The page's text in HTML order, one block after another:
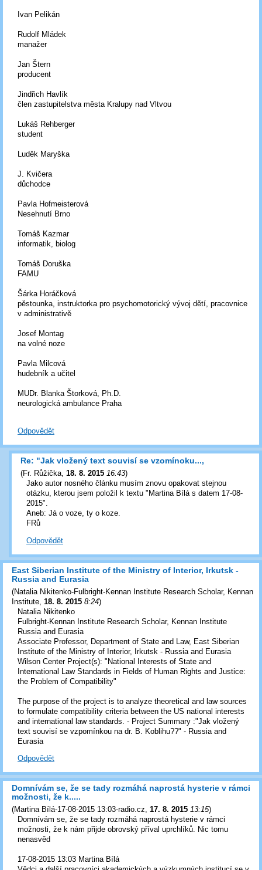
Ivan Pelikán
Rudolf Mládek
manažer
Jan Štern
producent
Jindřich Havlík
člen zastupitelstva města Kralupy nad Vltvou
Lukáš Rehberger
student
Luděk Maryška
J. Kvičera
důchodce
Pavla Hofmeisterová
Nesehnutí Brno
Tomáš Kazmar
informatik, biolog
Tomáš Doruška
FAMU
Šárka Horáčková
pěstounka, instruktorka pro psychomotorický vývoj dětí, pracovnice
v administrativě
Josef Montag
na volné noze
Pavla Milcová
hudebník a učitel
MUDr. Blanka Štorková, Ph.D.
neurologická ambulance Praha
Odpovědět
Re: "Jak vložený text souvisí se vzomínoku...,
(Fr. Růžička 18. 8. 2015 16:43)
Jako autor nosného článku musím znovu opakovat stejnou
otázku, kterou jsem položil k textu "Martina Bílá s datem 17-08-
2015".
Aneb: Já o voze, ty o koze.
FRů
Odpovědět
East Siberian Institute of the Ministry of Interior, Irkutsk -
Russia and Eurasia
(Natalia Nikitenko-Fulbright-Kennan Institute Research Scholar, Kennan
Institute 18. 8. 2015 8:24)
Natalia Nikitenko
Fulbright-Kennan Institute Research Scholar, Kennan Institute
Russia and Eurasia
Associate Professor, Department of State and Law, East Siberian
Institute of the Ministry of Interior, Irkutsk - Russia and Eurasia
Wilson Center Project(s): "National Interests of State and
International Law Standards in Fields of Human Rights and Justice:
the Problem of Compatibility"
The purpose of the project is to analyze theoretical and law sources
to formulate compatibility criteria between the US national interests
and international law standards. - Project Summary :"Jak vložený
text souvisí se vzpomínkou na dr. B. Koblihu??" - Russia and
Eurasia
Odpovědět
Domnívám se, že se tady rozmáhá naprostá hysterie v rámci
možnosti, že k.....
(Martina Bílá-17-08-2015 13:03-radio.cz, 17. 8. 2015 13:15)
Domnívám se, že se tady rozmáhá naprostá hysterie v rámci
možnosti, že k nám přijde obrovský příval uprchlíků. Nic tomu
nenasvěd
17-08-2015 13:03 Martina Bílá